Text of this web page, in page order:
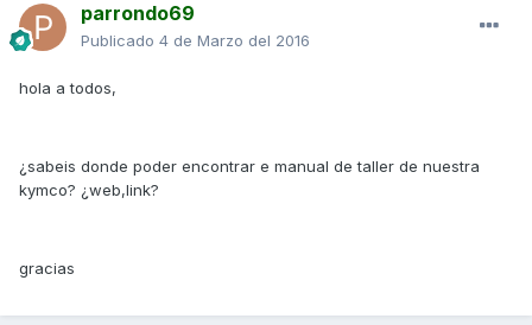
parrondo69
Publicado 4 de Marzo del 2016
hola a todos,
¿sabeis donde poder encontrar e manual de taller de nuestra
kymco? ¿web,link?
gracias